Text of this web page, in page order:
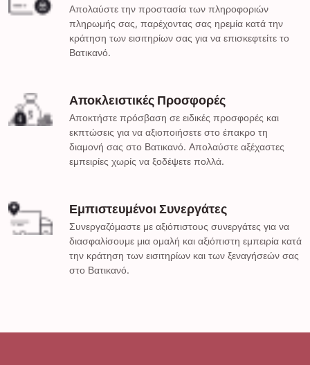
Απολαύστε την προστασία των πληροφοριών
πληρωμής σας, παρέχοντας σας ηρεμία κατά την
κράτηση των εισιτηρίων σας για να επισκεφτείτε το
Βατικανό.
Αποκλειστικές Προσφορές
Αποκτήστε πρόσβαση σε ειδικές προσφορές και
εκπτώσεις για να αξιοποιήσετε στο έπακρο τη
διαμονή σας στο Βατικανό. Απολαύστε αξέχαστες
εμπειρίες χωρίς να ξοδέψετε πολλά.
Εμπιστευμένοι Συνεργάτες
Συνεργαζόμαστε με αξιόπιστους συνεργάτες για να
διασφαλίσουμε μια ομαλή και αξιόπιστη εμπειρία κατά
την κράτηση των εισιτηρίων και των ξεναγήσεών σας
στο Βατικανό.